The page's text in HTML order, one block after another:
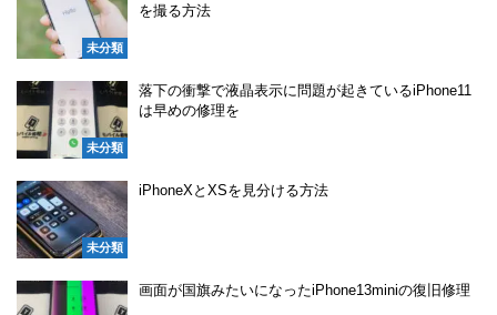
未分類
を撮る方法
未分類
落下の衝撃で液晶表示に問題が起きているiPhone11
は早めの修理を
未分類
iPhoneXとXSを見分ける方法
画面が国旗みたいになったiPhone13miniの復旧修理